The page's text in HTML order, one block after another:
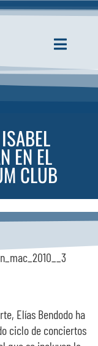
Toggle
EN EL
CLUB
Elías Bendodo ha
ciclo de conciertos